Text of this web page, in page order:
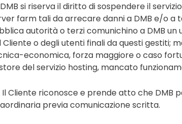
DMB si riserva il diritto di sospendere il
farm tali da arrecare danni a DMB e/o a
autorità o terzi comunichino a DMB
Cliente o degli utenti finali da questi
economica, forza maggiore o caso
del servizio hosting, mancato
Il Cliente riconosce e prende atto che DMB
previa comunicazione scritta.